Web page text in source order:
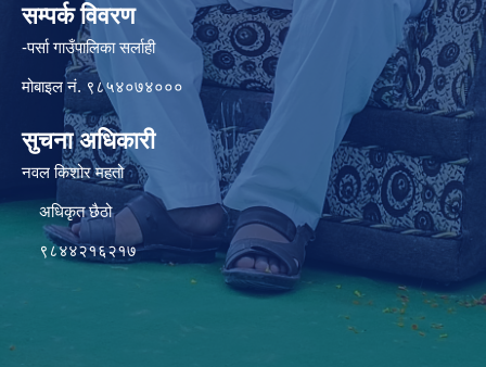
सम्पर्क विवरण
-पर्सा गाउँपालिका सर्लाही
मोबाइल नं. ९८५४०७४०००
सुचना अधिकारी
नवल किशोर महतो
अधिकृत छैठो
९८४४२१६२१७